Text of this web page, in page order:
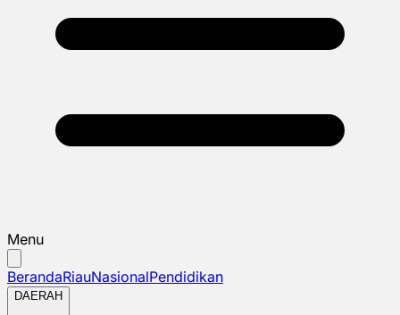
Menu
BerandaRiauNasionalPendidikan
DAERAH